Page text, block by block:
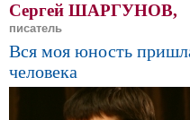
Сергей ШАРГУНОВ,
писатель
Вся моя юность
человека